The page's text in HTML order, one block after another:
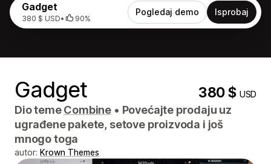
Gadget
380 $ USD• 90%
Pogledaj demo Isprobaj
Gadget 380 $USD
Dio temeCombine • Povećajte prodaju uz
ugrađene pakete, setove proizvoda i još
mnogo toga
autor: Krown Themes